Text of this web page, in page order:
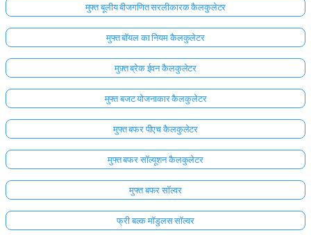
मुफ्त बूलीय बीजगणित सरलीकारक कैलकुलेटर
मुफ्त बॉयल का नियम कैलकुलेटर
मुफ़्त ब्रेक ईवन कैलकुलेटर
मुफ्त बजट योजनाकार कैलकुलेटर
मुफ्त बफर पीएच कैलकुलेटर
मुफ्त बफर सॉल्यूशन कैलकुलेटर
मुफ्त बफर सॉल्वर
फ्री बल्क मॉडुलस सॉल्वर